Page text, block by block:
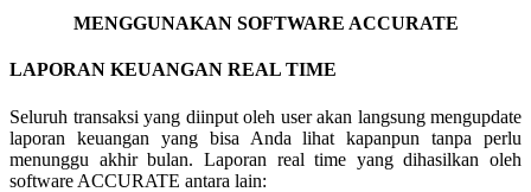
MENGGUNAKAN SOFTWARE ACCURATE
LAPORAN KEUANGAN REAL TIME
Seluruh transaksi yang diinput oleh user akan langsung mengupdate
laporan keuangan yang bisa Anda lihat kapanpun tanpa perlu
menunggu akhir bulan. Laporan real time yang dihasilkan oleh
software ACCURATE antara lain: